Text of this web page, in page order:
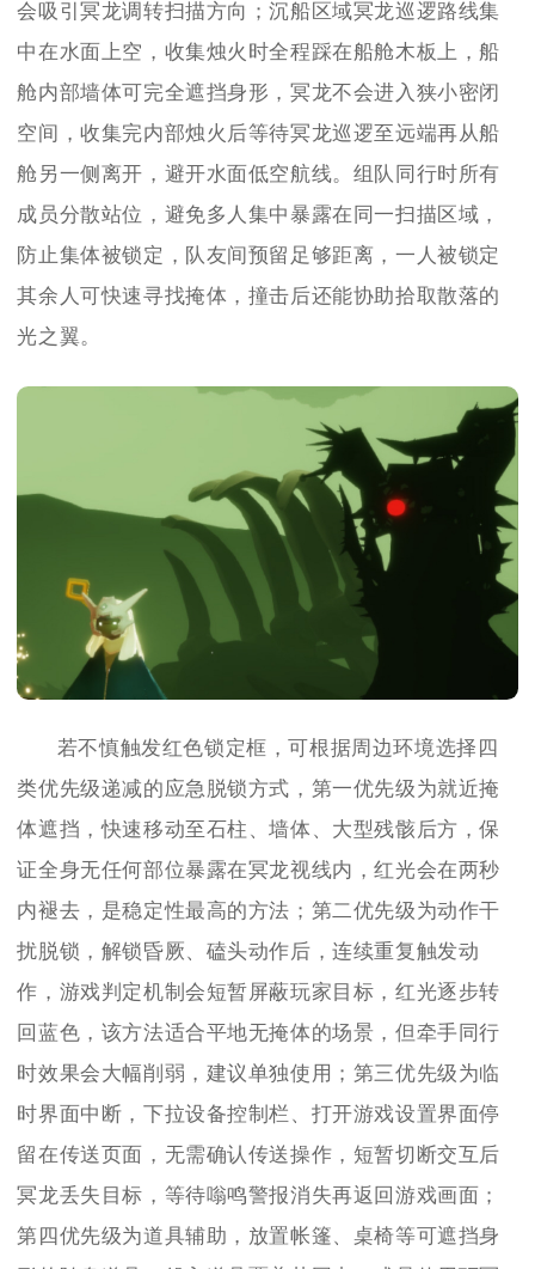
会吸引冥龙调转扫描方向；沉船区域冥龙巡逻路线集
中在水面上空，收集烛火时全程踩在船舱木板上，船
舱内部墙体可完全遮挡身形，冥龙不会进入狭小密闭
空间，收集完内部烛火后等待冥龙巡逻至远端再从船
舱另一侧离开，避开水面低空航线。组队同行时所有
成员分散站位，避免多人集中暴露在同一扫描区域，
防止集体被锁定，队友间预留足够距离，一人被锁定
其余人可快速寻找掩体，撞击后还能协助拾取散落的
光之翼。
若不慎触发红色锁定框，可根据周边环境选择四
类优先级递减的应急脱锁方式，第一优先级为就近掩
体遮挡，快速移动至石柱、墙体、大型残骸后方，保
证全身无任何部位暴露在冥龙视线内，红光会在两秒
内褪去，是稳定性最高的方法；第二优先级为动作干
扰脱锁，解锁昏厥、磕头动作后，连续重复触发动
作，游戏判定机制会短暂屏蔽玩家目标，红光逐步转
回蓝色，该方法适合平地无掩体的场景，但牵手同行
时效果会大幅削弱，建议单独使用；第三优先级为临
时界面中断，下拉设备控制栏、打开游戏设置界面停
留在传送页面，无需确认传送操作，短暂切断交互后
冥龙丢失目标，等待嗡鸣警报消失再返回游戏画面；
第四优先级为道具辅助，放置帐篷、桌椅等可遮挡身